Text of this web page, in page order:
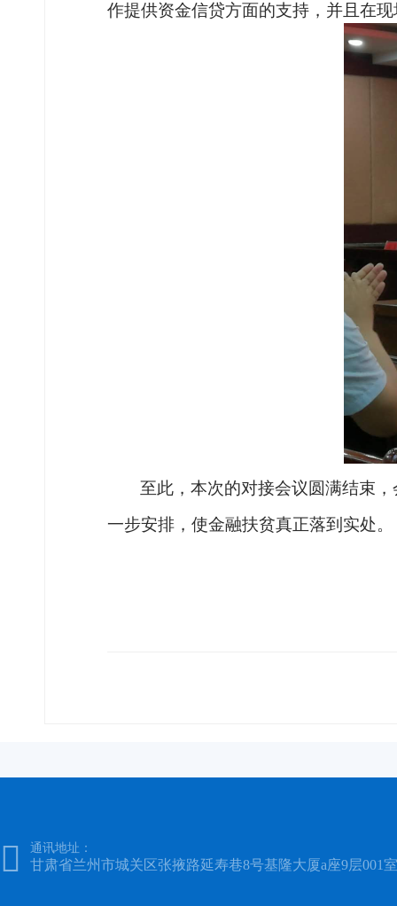
作提供资金信贷方面的支持，并且在
至此，本次的对接会议圆满结束
一步安排，使金融扶贫真正落到实处。
 通讯地址：
甘肃省兰州市城关区张掖路延寿巷8号基隆大厦a座9层001室